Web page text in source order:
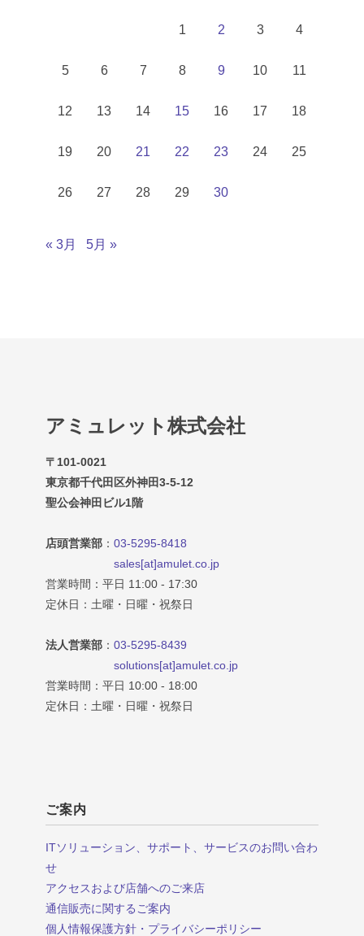
1 2 3 4
5 6 7 8 9 10 11
12 13 14 15 16 17 18
19 20 21 22 23 24 25
26 27 28 29 30
« 3月 5月 »
アミュレット株式会社
〒101-0021
東京都千代田区外神田3-5-12
聖公会神田ビル1階
店頭営業部 ： 03-5295-8418
sales[at]amulet.co.jp
営業時間：平日 11:00 - 17:30
定休日：土曜・日曜・祝祭日
法人営業部 ： 03-5295-8439
solutions[at]amulet.co.jp
営業時間：平日 10:00 - 18:00
定休日：土曜・日曜・祝祭日
ご案内
ITソリューション、サポート、サービスのお問い合わ
せ
アクセスおよび店舗へのご来店
通信販売に関するご案内
個人情報保護方針・プライバシーポリシー